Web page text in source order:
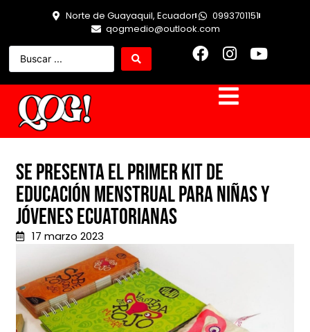
Norte de Guayaquil, Ecuador
0993701151
qogmedio@outlook.com
Se presenta el primer Kit de
Educación menstrual para niñas y
jóvenes ecuatorianas
17 marzo 2023